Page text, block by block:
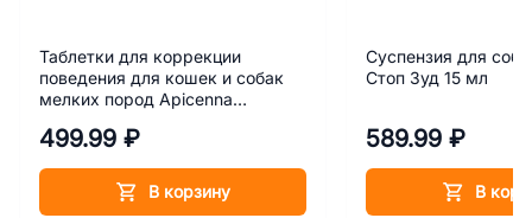
Таблетки для коррекции
поведения для кошек и собак
мелких пород Apicenna
499.99 ₽
В корзину
Суспензия для
Стоп Зуд 15 мл
589.99 ₽
В